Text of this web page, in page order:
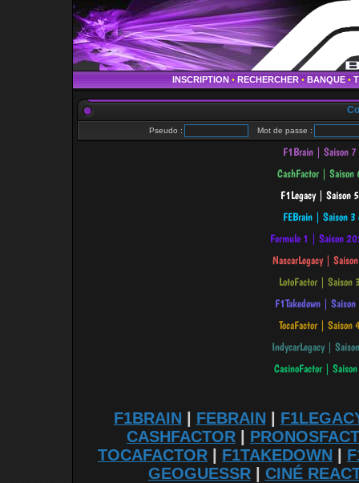
INSCRIPTION • RECHERCHER • BANQUE •
Pseudo : Mot de passe :
F1BRAIN FEBRAIN
CASHFACTOR
TOCAFACTOR
F1TAKEDOWN
GEOGUESSR| CINÉ